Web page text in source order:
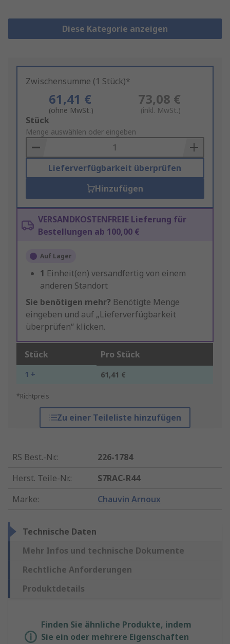
Diese Kategorie anzeigen
Zwischensumme (1 Stück)*
61,41 €
(ohne MwSt.)
73,08 €
(inkl. MwSt.)
Add
to
Basket
Stück
Menge auswählen oder eingeben
Lieferverfügbarkeit überprüfen
Hinzufügen
VERSANDKOSTENFREIE Lieferung für
Bestellungen ab 100,00 €
Auf Lager
1 Einheit(en) versandfertig von einem
anderen Standort
Sie benötigen mehr? Benötigte Menge
eingeben und auf „Lieferverfügbarkeit
überprüfen“ klicken.
Stück Pro Stück
1 + 61,41 €
*Richtpreis
Zu einer Teileliste hinzufügen
RS Best.-Nr.:
226-1784
Herst. Teile-Nr.:
S7RAC-R44
Marke: Chauvin Arnoux
Technische Daten
Mehr Infos und technische Dokumente
Rechtliche Anforderungen
Produktdetails
Finden Sie ähnliche Produkte, indem
Sie ein oder mehrere Eigenschaften